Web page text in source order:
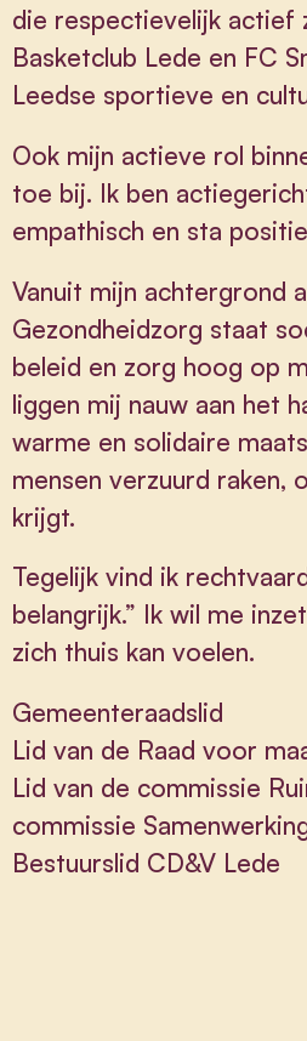
die respectievelijk actief
Basketclub Lede en FC
Leedse sportieve en
Ook mijn actieve rol
toe bij. Ik ben
empathisch en sta
Vanuit mijn achtergrond
Gezondheidzorg staat
beleid en zorg hoog op
liggen mij nauw aan het
warme en solidaire
mensen verzuurd raken,
krijgt.
Tegelijk vind ik
belangrijk.” Ik wil me
zich thuis kan voelen.
Gemeenteraadslid
Lid van de Raad voor
Lid van de commissie
commissie
Bestuurslid CD&V Lede